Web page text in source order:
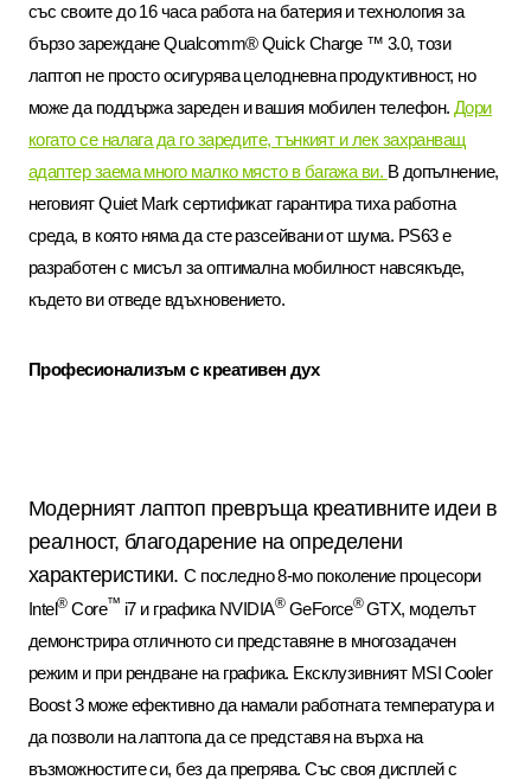
със своите до16часа работа на батерия и технология за
бързо зареждане Qualcomm® Quick Charge ™ 3.0,този
лаптоп не просто осигурява целодневна продуктивност, но
може да поддържа зареден и вашия мобилен телефон. Дори
когато се налага да го заредите, тънкият и лек захранващ
адаптер заема много малко място в багажа ви. В допълнение,
неговиятQuiet Markсертификат гарантира тиха работна
среда, в която няма да сте разсейвани от шума. PS63е
разработен с мисъл за оптимална мобилност навсякъде,
където ви отведе вдъхновението.
Професионализъм с креативен дух
Модерният лаптоп превръща креативните идеи в
реалност, благодарение на определени
характеристики.С последно 8-мо поколение процесори
Intel®Core™ i7 и графика NVIDIA®GeForce®GTX, моделът
демонстрира отличното си представяне в многозадачен
режим и при рендване на графика. Ексклузивният MSI Cooler
Boost 3 може ефективно да намали работната температура и
да позволи на лаптопа да се представя на върха на
възможностите си, без да прегрява.Със своя дисплей с